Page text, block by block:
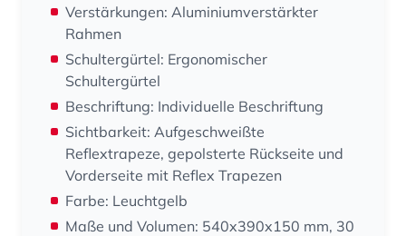
Verstärkungen: Aluminiumverstärkter
Rahmen
Schultergürtel: Ergonomischer
Schultergürtel
Beschriftung: Individuelle Beschriftung
Sichtbarkeit: Aufgeschweißte
Reflextrapeze, gepolsterte Rückseite und
Vorderseite mit Reflex Trapezen
Farbe: Leuchtgelb
Maße und Volumen: 540x390x150 mm, 30